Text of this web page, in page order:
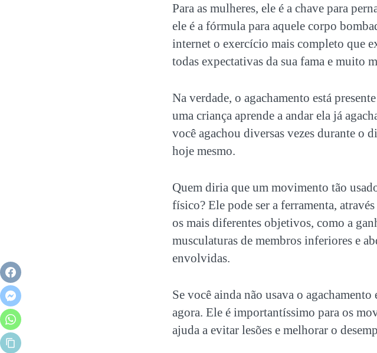
Para as mulheres, ele é a chave para
ele é a fórmula para aquele corpo
internet o exercício mais completo que
todas expectativas da sua fama e muito
Na verdade, o agachamento está
uma criança aprende a andar ela já
você agachou diversas vezes durante o
hoje mesmo.
Quem diria que um movimento tão
físico? Ele pode ser a ferramenta,
os mais diferentes objetivos, como a
musculaturas de membros inferiores e
envolvidas.
Se você ainda não usava o
agora. Ele é importantíssimo para os
ajuda a evitar lesões e melhorar o